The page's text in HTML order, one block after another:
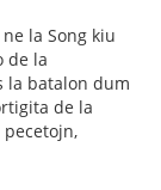
la Song kiu
de la
la batalon dum
de la